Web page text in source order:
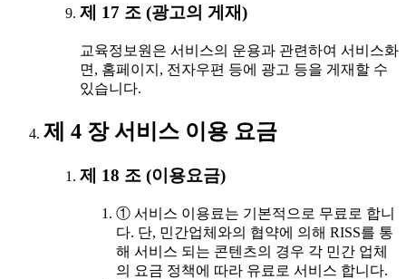
제 17 조 (광고의 게재)
교육정보원은 서비스의 운용과 관련하여 서비스화
면, 홈페이지, 전자우편 등에 광고 등을 게재할 수
있습니다.
제 4 장 서비스 이용 요금
제 18 조 (이용요금)
① 서비스 이용료는 기본적으로 무료로 합니
다. 단, 민간업체와의 협약에 의해 RISS를 통
해 서비스 되는 콘텐츠의 경우 각 민간 업체
의 요금 정책에 따라 유료로 서비스 합니다.